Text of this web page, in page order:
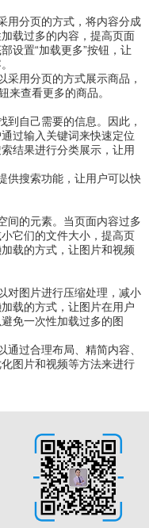
用分页的方式，将内容分成
载过多的内容，提高页面
设置“加载更多”按钮，让
采用分页的方式展示商品，
来查看更多的商品。
到自己需要的信息。因此，
过输入关键词来快速定位
结果进行分类展示，让用
供搜索功能，让用户可以快
间的元素。当页面内容过多
它们的文件大小，提高页
载的方式，让图片和视频
对图片进行压缩处理，减小
载的方式，让图片在用户
免一次性加载过多的图
过合理布局、精简内容、
图片和视频等方法来进行